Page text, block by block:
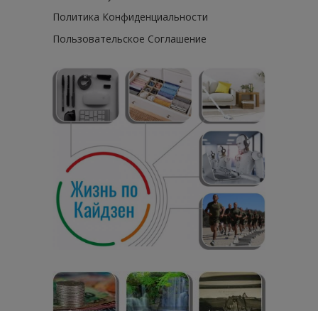
Политика Конфиденциальности
Пользовательское Соглашение